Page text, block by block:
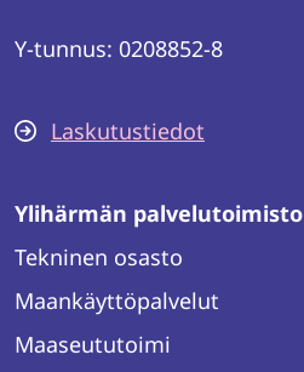
Y-tunnus: 0208852-8
Laskutustiedot
Ylihärmän palvelutoimisto
Tekninen osasto
Maankäyttöpalvelut
Maaseututoimi